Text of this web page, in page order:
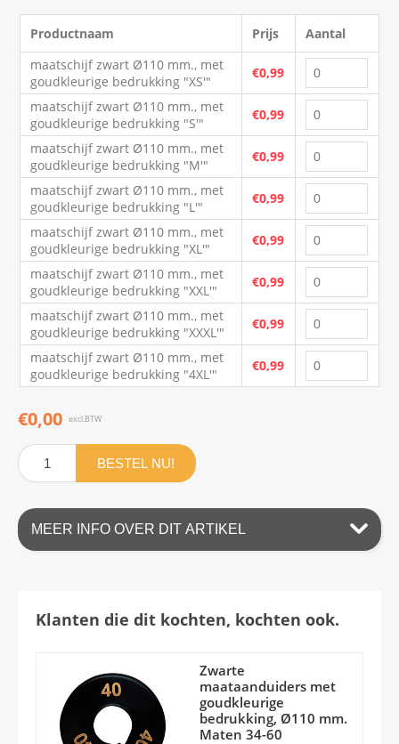
Productnaam Prijs
Aantal
maatschijf zwart Ø110 mm., met
goudkleurige bedrukking "XS'"
€0,99
maatschijf zwart Ø110 mm., met
goudkleurige bedrukking "S'"
€0,99
maatschijf zwart Ø110 mm., met
goudkleurige bedrukking "M'"
€0,99
maatschijf zwart Ø110 mm., met
goudkleurige bedrukking "L'"
€0,99
maatschijf zwart Ø110 mm., met
goudkleurige bedrukking "XL'"
€0,99
maatschijf zwart Ø110 mm., met
goudkleurige bedrukking "XXL'"
€0,99
maatschijf zwart Ø110 mm., met
goudkleurige bedrukking "XXXL'"
€0,99
maatschijf zwart Ø110 mm., met
goudkleurige bedrukking "4XL'"
€0,99
€0,00 excl.BTW
BESTEL NU!
MEER INFO OVER DIT ARTIKEL
Klanten die dit kochten, kochten ook.
Zwarte
maataanduiders met
goudkleurige
bedrukking, Ø110 mm.
Maten 34-60